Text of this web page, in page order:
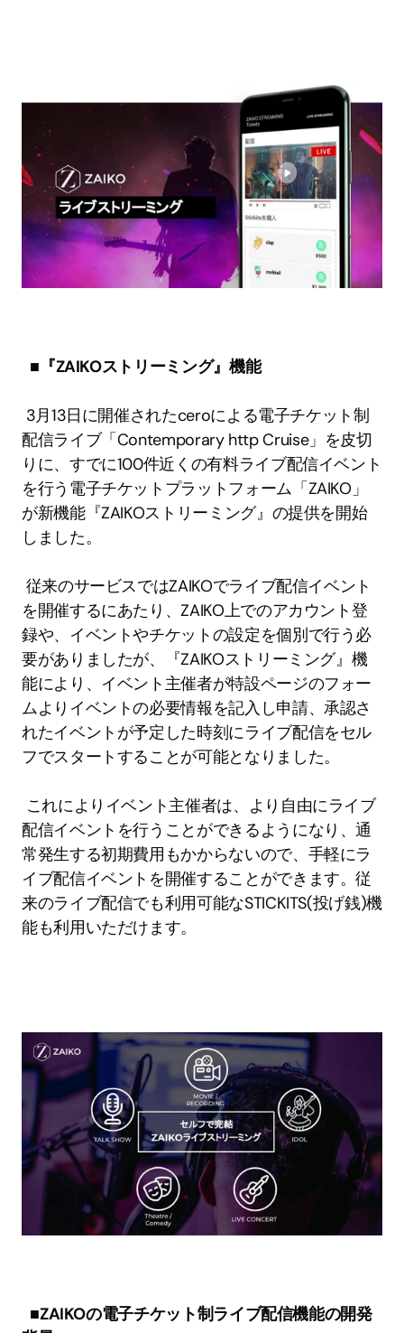
■『ZAIKOストリーミング』機能
配信ライブ「Contemporary http Cruise」を皮切
りに、すでに100件近くの有料ライブ配信イベント
を行う電子チケットプラットフォーム「ZAIKO」
が新機能『ZAIKOストリーミング』の提供を開始
しました。
を開催するにあたり、ZAIKO上でのアカウント登
録や、イベントやチケットの設定を個別で行う必
要がありましたが、『ZAIKOストリーミング』機
能により、イベント主催者が特設ページのフォー
ムよりイベントの必要情報を記入し申請、承認さ
れたイベントが予定した時刻にライブ配信をセル
フでスタートすることが可能となりました。
配信イベントを行うことができるようになり、通
常発生する初期費用もかからないので、手軽にラ
イブ配信イベントを開催することができます。従
来のライブ配信でも利用可能なSTICKITS(投げ銭)機
能も利用いただけます。
■ZAIKOの電子チケット制ライブ配信機能の開発